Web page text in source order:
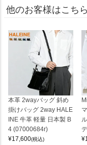
他のお客様はこち
本革 2wayバッグ 斜め
掛けバッグ 2way HALE
INE 牛革 軽量 日本製 B
4 (07000684r)
¥17,600(税込)
¥